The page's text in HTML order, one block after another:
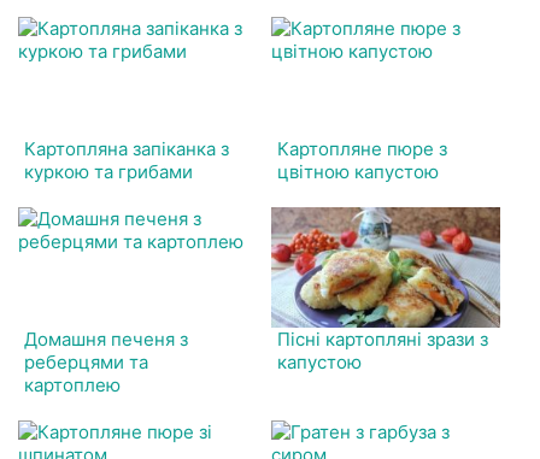
Картопляна запіканка з
куркою та грибами
Картопляне пюре з
цвітною капустою
Домашня печеня з
реберцями та
картоплею
Пісні картопляні зрази з
капустою